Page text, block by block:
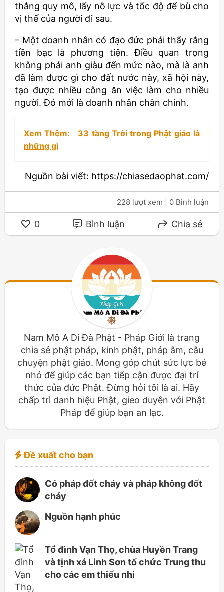
thắng quy mô, lấy nỗ lực và tốc độ để bù cho
vị thế của người đi sau.
– Một doanh nhân có đạo đức phải thấy rằng
tiền bạc là phương tiện. Điều quan trọng
không phải anh giàu đến mức nào, mà là anh
đã làm được gì cho đất nước này, xã hội này,
tạo được nhiều công ăn việc làm cho nhiều
người. Đó mới là doanh nhân chân chính.
Xem Thêm:
33 tầng Trời trong Phật giáo là
những gì
Nguồn bài viết: https://chiasedaophat.com/
228 lượt xem | 0 Bình luận
0 Bình luận Chia sẻ
Nam Mô A Di Đà Phật - Pháp Giới là trang
chia sẻ phật pháp, kinh phật, pháp âm, câu
chuyện phật giáo. Mong góp chút sức lực bé
nhỏ để giúp các bạn tiếp cận được đại trí
thức của đức Phật. Đừng hỏi tôi là ai. Hãy
chấp trì danh hiệu Phật, gieo duyên với Phật
Pháp để giúp bạn an lạc.
Đề xuất cho bạn
Có pháp đốt cháy và pháp không đốt
cháy
Nguồn hạnh phúc
Tổ đình Vạn Thọ, chùa Huyền Trang
và tịnh xá Linh Sơn tổ chức Trung thu
cho các em thiếu nhi